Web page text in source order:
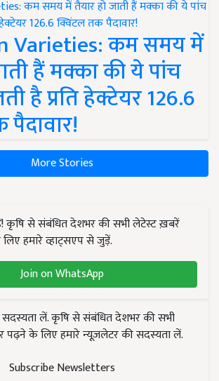
Varieties: कम समय में
हैं मक्का की ये पांच
है प्रति हेक्टेयर 126.6
More Stories
कृषि से संबंधित देशभर की सभी लेटेस्ट ख़बरें
हमारे व्हाट्सएप से जुड़ें.
Join on WhatsApp
सदस्यता लें. कृषि से संबंधित देशभर की सभी
के लिए हमारे न्यूज़लेटर की सदस्यता लें.
Subscribe Newsletters